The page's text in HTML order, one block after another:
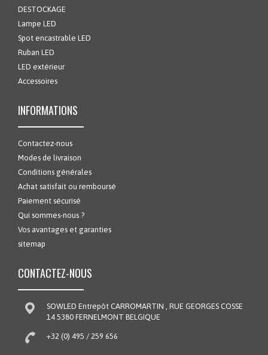
DESTOCKAGE
Lampe LED
Spot encastrable LED
Ruban LED
LED extérieur
Accessoires
INFORMATIONS
Contactez-nous
Modes de livraison
Conditions générales
Achat satisfait ou remboursé
Paiement sécurisé
Qui sommes-nous ?
Vos avantages et garanties
sitemap
CONTACTEZ-NOUS
SOWLED Entrepôt CARROMARTIN , RUE GEORGES COSSE
14 5380 FERNELMONT BELGIQUE
+32 (0) 495 / 259 656